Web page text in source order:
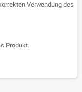
Verwendung des
Produkt.